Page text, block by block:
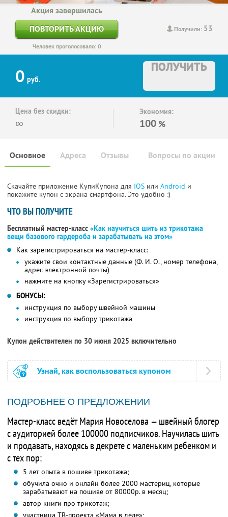
Получили: 53
Акция завершилась
ПОВТОРИТЬ АКЦИЮ
Человек проголосовало: 0
0 руб.
ПОЛУЧИТЬ
Цена без скидки:
∞
Экономия:
100 %
Основное Отзывы Вопросы по акции
Адреса
Скачайте приложение КупиКупона для IOS или Android и
покажите купон с экрана смартфона. Это удобно :)
ЧТО ВЫ ПОЛУЧИТЕ
Бесплатный мастер-класс «Как научиться шить из трикотажа
вещи базового гардероба и зарабатывать на этом»
Как зарегистрироваться на мастер-класс:
укажите свои контактные данные (Ф. И. О., номер телефона,
адрес электронной почты)
нажмите на кнопку «Зарегистрироваться»
БОНУСЫ:
инструкция по выбору швейной машины
инструкция по выбору трикотажа
Купон действителен по 30 июня 2025 включительно
Узнай, как воспользоваться купоном
ПОДРОБНЕЕ О ПРЕДЛОЖЕНИИ
Мастер-класс ведёт Мария Новоселова — швейный блогер
с аудиторией более 100000 подписчиков. Научилась шить
и продавать, находясь в декрете с маленьким ребенком и
с тех пор:
5 лет опыта в пошиве трикотажа;
обучила очно и онлайн более 2000 мастериц, которые
зарабатывают на пошиве от 80000р. в месяц;
автор книги про трикотаж;
участница ТВ-проекта «Мама в деле»;